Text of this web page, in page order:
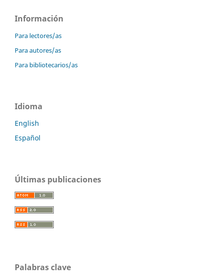
Información
Para lectores/as
Para autores/as
Para bibliotecarios/as
Idioma
English
Español
Últimas publicaciones
Palabras clave